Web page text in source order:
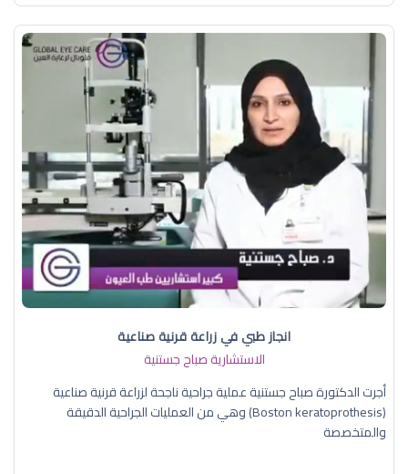
انجاز طبي في زراعة قرنية صناعية
الاستشارية صباح جستنية
أجرت الدكتورة صباح جستنية عملية جراحية ناجحة لزراعة قرنية صناعية
(Boston keratoprothesis) وهي من العمليات الجراحية الدقيقة
والمتخصصة